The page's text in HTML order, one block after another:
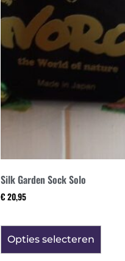
Silk Garden Sock Solo
€ 20,95
Opties selecteren